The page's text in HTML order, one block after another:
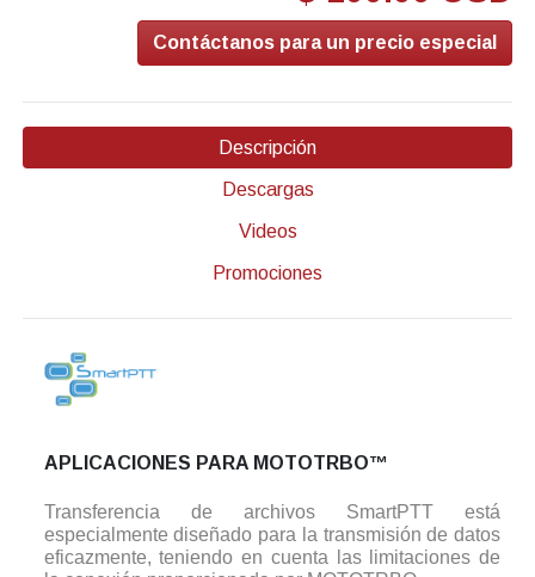
Contáctanos para un precio especial
Descripción
Descargas
Videos
Promociones
APLICACIONES PARA MOTOTRBO™
Transferencia de archivos SmartPTT está
especialmente diseñado para la transmisión de datos
eficazmente, teniendo en cuenta las limitaciones de